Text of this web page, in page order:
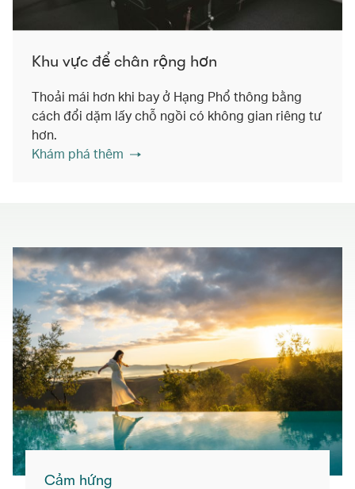
Khu vực để chân rộng hơn
Thoải mái hơn khi bay ở Hạng Phổ thông bằng
cách đổi dặm lấy chỗ ngồi có không gian riêng tư
hơn.
Khám phá thêm
Cảm hứng